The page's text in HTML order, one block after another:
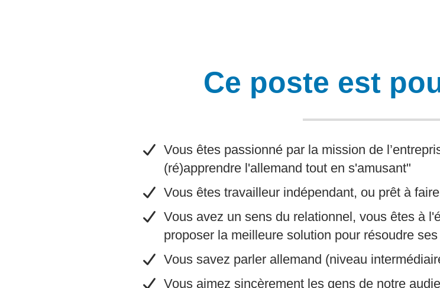
Ce poste est
​Vous êtes passionné par la mission de
(ré)apprendre l'allemand tout en s'amusant"
​Vous êtes travailleur indépendant, ou prêt à
​Vous avez un sens du relationnel, vous êtes à
proposer la meilleure solution pour résoudre
​Vous savez parler allemand (niveau
​Vous aimez sincèrement les gens de notre